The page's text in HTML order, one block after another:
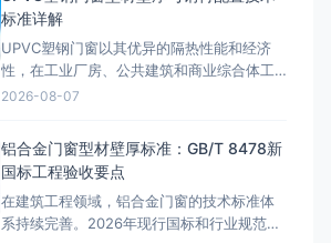
标准详解
UPVC塑钢门窗以其优异的隔热性能和经济
性，在工业厂房、公共建筑和商业综合体工
程中广泛应用。与铝合金门窗不同，塑钢门
须准确掌握相关国标规范，避免因参数不达
标导致门窗变形、渗水等质量问题。 GB/T
8814-2017型
2026-08-07
铝合金门窗型材壁厚标准：GB/T 8478新
国标工程验收要点
在建筑工程领域，铝合金门窗的技术标准体
系持续完善。2026年现行国标和行业规范对